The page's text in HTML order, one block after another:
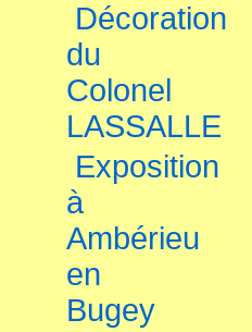
Décoration
du
Colonel
LASSALLE
Exposition
à
Ambérieu
en
Bugey